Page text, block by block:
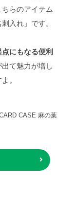
らのアイテム
入れ」です。
にもなる便利
て魅力が増し
。
CASE 麻の葉